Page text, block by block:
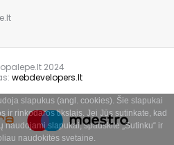
slapukus (angl. cookies). Šie slapukai
ir rinkodaros tikslais. Jei Jūs sutinkate, kad
naudojami slapukai, spauskite „Sutinku“ ir
naudokitės svetaine.
2024
webdevelopers.lt